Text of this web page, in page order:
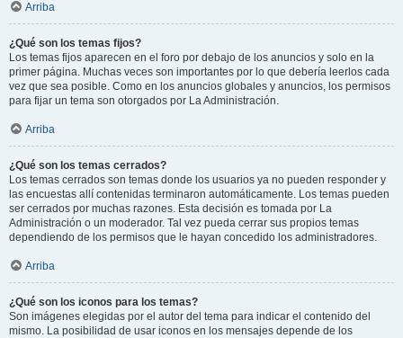
Arriba
¿Qué son los temas fijos?
Los temas fijos aparecen en el foro por debajo de los anuncios y solo en la
primer página. Muchas veces son importantes por lo que debería leerlos cada
vez que sea posible. Como en los anuncios globales y anuncios, los permisos
para fijar un tema son otorgados por La Administración.
Arriba
¿Qué son los temas cerrados?
Los temas cerrados son temas donde los usuarios ya no pueden responder y
las encuestas allí contenidas terminaron automáticamente. Los temas pueden
ser cerrados por muchas razones. Esta decisión es tomada por La
Administración o un moderador. Tal vez pueda cerrar sus propios temas
dependiendo de los permisos que le hayan concedido los administradores.
Arriba
¿Qué son los iconos para los temas?
Son imágenes elegidas por el autor del tema para indicar el contenido del
mismo. La posibilidad de usar iconos en los mensajes depende de los